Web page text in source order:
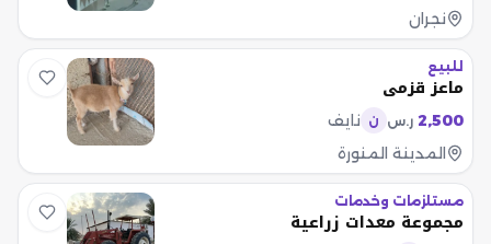
نجران
للبيع
ماعز قزمي
2,500 ر.س ن
نايف
المدينة المنورة
مستلزمات وخدمات
مجموعة معدات زراعية